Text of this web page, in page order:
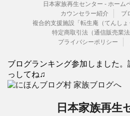
日本家族再生センター - ホーム
カウンセラー紹介
ブ
複合的支援施設「転生庵（てんしょ
特定商取引法（通信販売業
プライバシーポリシー
ブログランキング参加しました
っしてね♫
日本家族再生